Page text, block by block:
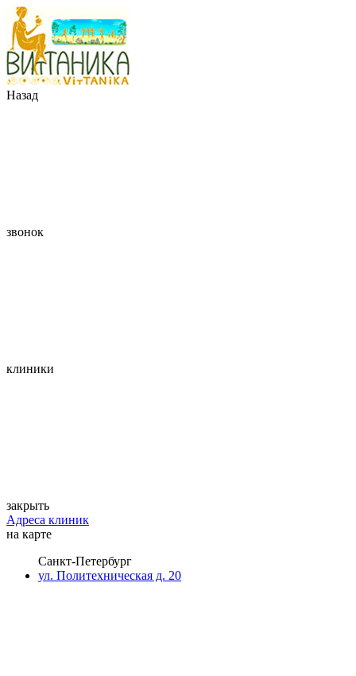
Назад
звонок
клиники
закрыть
Адреса клиник
на карте
Санкт-Петербург
ул. Политехническая д. 20